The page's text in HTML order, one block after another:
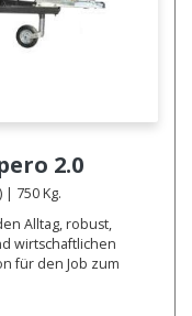
2.0
| 750 Kg.
Alltag, robust,
wirtschaftlichen
für den Job zum